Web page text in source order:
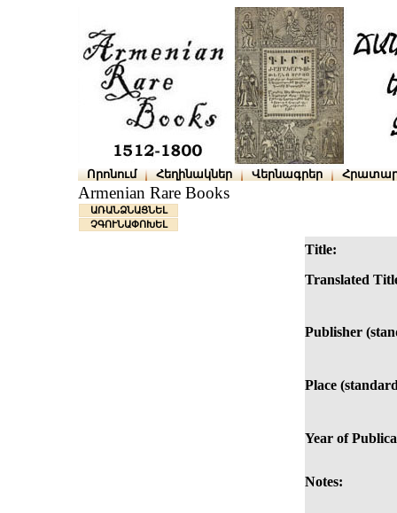
Որոնում Հեղինակներ Վերնագրեր
Armenian Rare Books
ԱՌԱՆՁՆԱՑՆԵԼ
ՉԳՈՒՆԱՓՈԽԵԼ
Title:
Translated
Publisher
Place
Year of
Notes: